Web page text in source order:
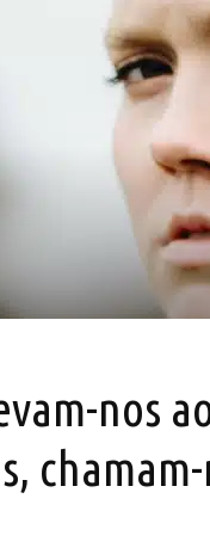
nos